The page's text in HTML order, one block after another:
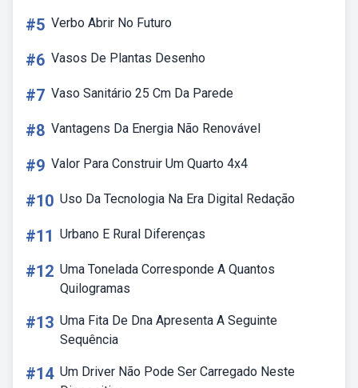
#5 Verbo Abrir No Futuro
#6 Vasos De Plantas Desenho
#7 Vaso Sanitário 25 Cm Da Parede
#8 Vantagens Da Energia Não Renovável
#9 Valor Para Construir Um Quarto 4x4
#10 Uso Da Tecnologia Na Era Digital Redação
#11 Urbano E Rural Diferenças
#12 Uma Tonelada Corresponde A Quantos
Quilogramas
#13 Uma Fita De Dna Apresenta A Seguinte
Sequência
#14 Um Driver Não Pode Ser Carregado Neste